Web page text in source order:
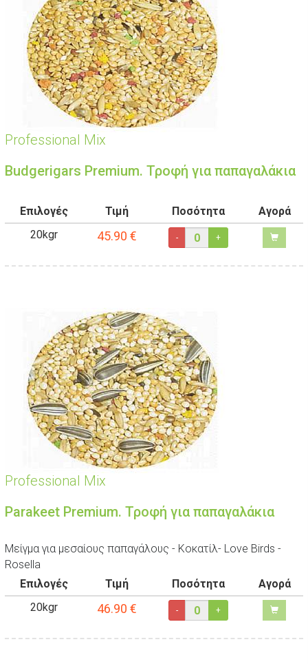
Professional Mix
Βudgerigars Premium. Τροφή για παπαγαλάκια
Επιλογές Τιμή Ποσότητα
Αγορά
20kgr
45.90 € - +
Professional Mix
Parakeet Premium. Τροφή για παπαγαλάκια
Μείγμα για μεσαίους παπαγάλους - Κοκατίλ- Love Birds -
Rosella
Επιλογές
Τιμή Ποσότητα
Αγορά
20kgr
46.90 € - +